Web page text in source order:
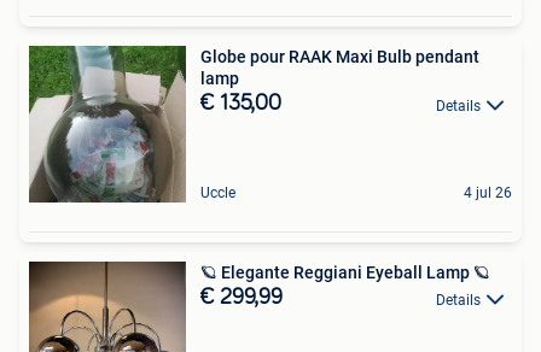
Globe pour RAAK Maxi Bulb pendant
lamp
€ 135,00 Details
Uccle 4 jul 26
🪐 Elegante Reggiani Eyeball Lamp 🪐
€ 299,99 Details